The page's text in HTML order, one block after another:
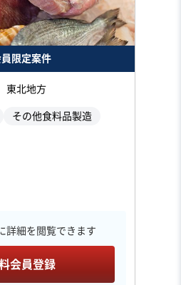
限定案件
東北地方
その他食料品製造
詳細を閲覧できます
会員登録